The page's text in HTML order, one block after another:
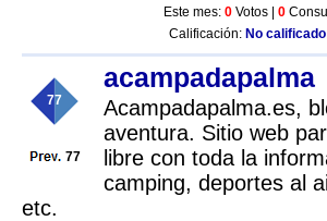
Este mes: 0 Votos | 0
Calificación: No
77
77
acampadapalma
Acampadapalma.es,
aventura. Sitio web
libre con toda la
camping, deportes al
etc.